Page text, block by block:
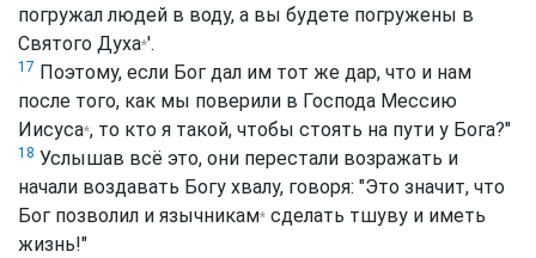
погружал людей в воду, а вы будете погружены в
Святого Духа*'.
17 Поэтому, если Бог дал им тот же дар, что и нам
после того, как мы поверили в Господа Мессию
Иисуса*, то кто я такой, чтобы стоять на пути у Бога?"
18 Услышав всё это, они перестали возражать и
начали воздавать Богу хвалу, говоря: "Это значит, что
Бог позволил и язычникам* сделать тшуву и иметь
жизнь!"